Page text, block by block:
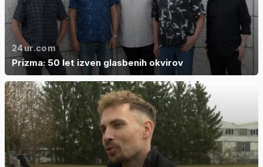
24ur.com
Prizma: 50 let izven glasbenih okvirov